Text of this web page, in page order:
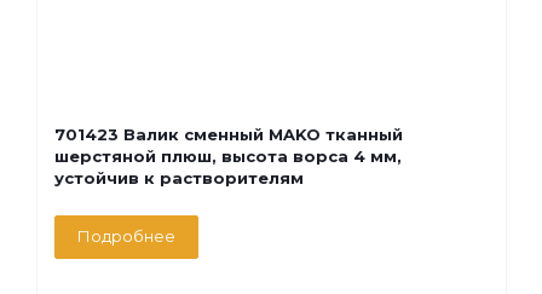
701423 Валик сменный MAKO тканный
шерстяной плюш, высота ворса 4 мм,
устойчив к растворителям
Подробнее